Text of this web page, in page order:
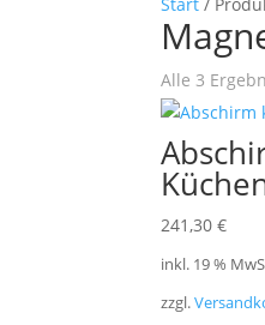
Alle 3
241,30€
inkl. 19 %
zzgl.